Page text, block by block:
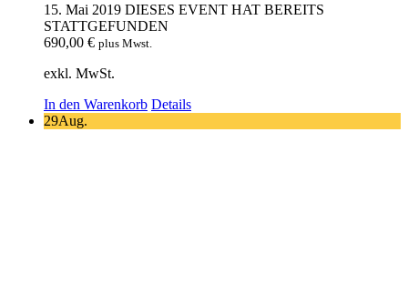
15. Mai 2019 DIESES EVENT HAT BEREITS
STATTGEFUNDEN
690,00 € plus Mwst.
exkl. MwSt.
In den Warenkorb Details
29Aug.